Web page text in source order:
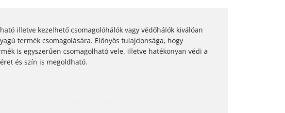
illetve kezelhető csomagolóhálók vagy védőhálók kiválóan
termék csomagolására. Előnyös tulajdonsága, hogy
is egyszerűen csomagolható vele, illetve hatékonyan védi a
és szín is megoldható.